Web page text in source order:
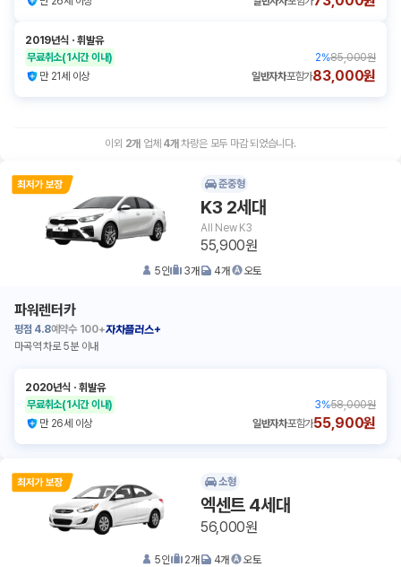
2019년식 ㆍ휘발유
무료취소(1시간 이내) 2%85,000원
만 21세 이상
일반자차포함가83,000원
이외 2개 업체 4개 차량은 모두 마감 되었습니다.
준중형
K3 2세대
All New K3
55,900원
5인 3개 4개 오토
파워렌터카
평점 4.8예약수 100+자차플러스+
마곡역 차로 5분 이내
2020년식 ㆍ휘발유
무료취소(1시간 이내) 3%58,000원
만 26세 이상
일반자차포함가55,900원
소형
엑센트 4세대
56,000원
5인 2개 4개 오토